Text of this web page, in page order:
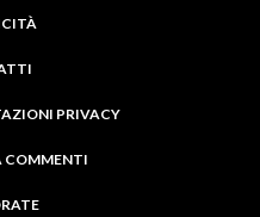
PRIVACY
COMMENTI